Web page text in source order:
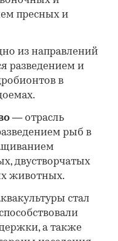
пресных и
из направлений
разведением и
в
— отрасль
рыб в
двустворчатых
животных.
стал
а также